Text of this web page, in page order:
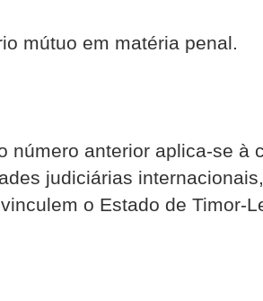
mútuo em matéria penal.
número anterior aplica-se à
judiciárias
o Estado de Timor-